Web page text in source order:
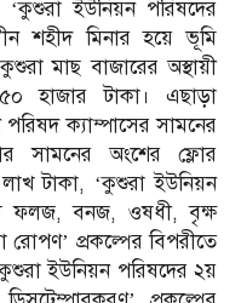
ইউনিয়ন পরিষদের
শহীদ মিনার হয়ে ভূমি
মাছ বাজারের অস্থায়ী
হাজার টাকা। এছাড়া
ক্যাম্পাসের সামনের
সামনের অংশের ফ্লোর
টাকা, ‘কুশুরা ইউনিয়ন
ফলজ, বনজ, ওষধী, বৃক্ষ
প্রকল্পের বিপরীতে
ইউনিয়ন পরিষদের ২য়